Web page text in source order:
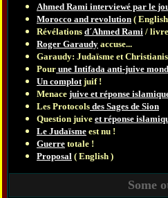
Ahmed Rami interviewé par le
Morocco and revolution (
Révélations d´Ahmed Rami /
Roger Garaudy accuse...
Garaudy: Judaïsme et
Pour une Intifada anti-juive
Un complotjuif !
Menace juive et réponse
Les Protocols des Sages de Sion
Question juive et réponse
Le Judaïsme est nu !
Guerre totale !
Proposal ( English )
Some